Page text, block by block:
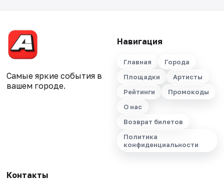
Самые яркие события в
вашем городе.
Навигация
Главная
Города
Площадки
Артисты
Рейтинги
Промокоды
О нас
Возврат билетов
Политика
конфиденциальности
Контакты